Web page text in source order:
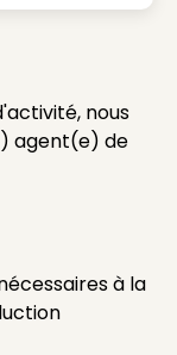
nous
agent(e) de
à la